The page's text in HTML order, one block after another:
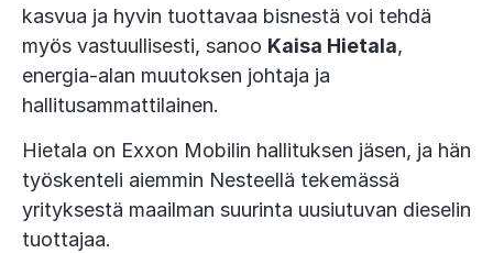
kasvua ja hyvin tuottavaa bisnestä voi tehdä
myös vastuullisesti, sanoo Kaisa Hietala,
energia-alan muutoksen johtaja ja
hallitusammattilainen.
Hietala on Exxon Mobilin hallituksen jäsen, ja hän
työskenteli aiemmin Nesteellä tekemässä
yrityksestä maailman suurinta uusiutuvan dieselin
tuottajaa.